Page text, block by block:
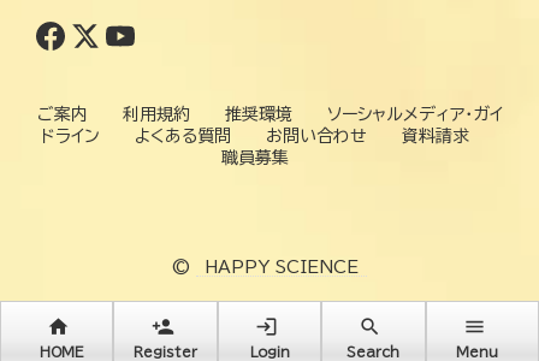
ご案内 利用規約 推奨環境
ソーシャルメディア・ガイ
ドライン
よくある質問 お問い合わせ
資料請求
職員募集
© HAPPY SCIENCE
home
HOME
person_add
Register
login
Login
search
Search
menu
Menu